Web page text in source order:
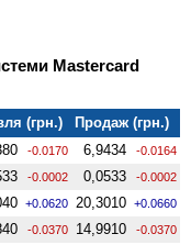
Mastercard
(грн.)
Продаж (грн.)
-0.0170 6,9434 -0.0164
-0.0002 0,0533 -0.0002
+0.0620 20,3010 +0.0660
-0.0370 14,9910 -0.0370